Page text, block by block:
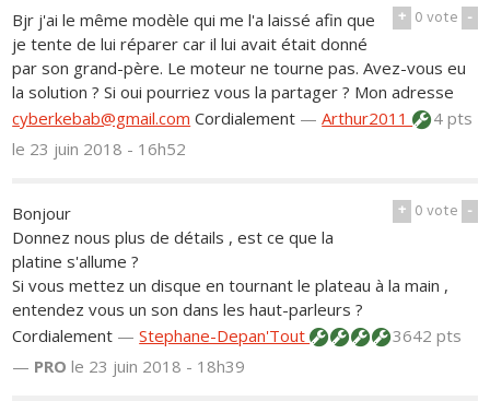
+ 0vote -
Bjr j'ai le même modèle qui me l'a laissé afin que
je tente de lui réparer car il lui avait était donné
par son grand-père. Le moteur ne tourne pas. Avez-vous eu
la solution ? Si oui pourriez vous la partager ? Mon adresse
cyberkebab@gmail.com Cordialement —Arthur2011
4 pts
le 23 juin 2018 - 16h52
+ 0vote -
Bonjour
Donnez nous plus de détails , est ce que la
platine s'allume ?
Si vous mettez un disque en tournant le plateau à la main ,
entendez vous un son dans les haut-parleurs ?
Cordialement —Stephane-Depan'Tout
3642 pts
— PRO le 23 juin 2018 - 18h39